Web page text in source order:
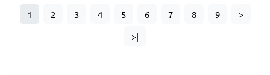
1 2 3 4 5 6 7 8 9
>
>|